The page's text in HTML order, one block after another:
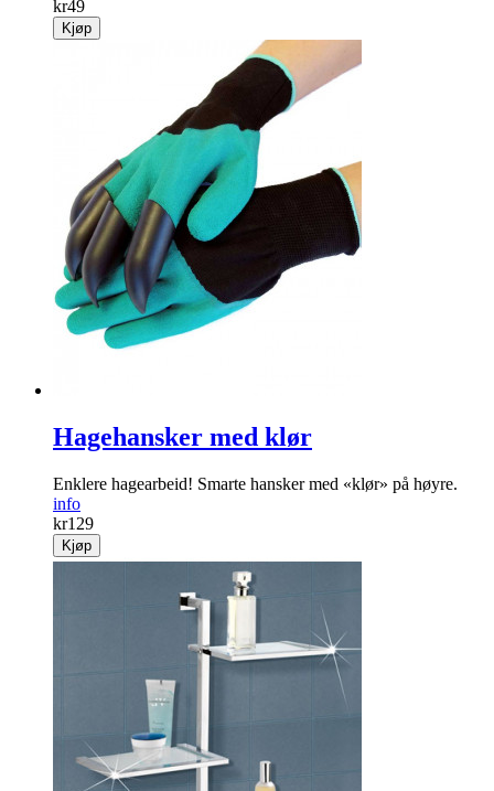
kr49
Kjøp
Hagehansker med klør
Enklere hagearbeid! Smarte hansker med «klør» på høyre.
info
kr129
Kjøp